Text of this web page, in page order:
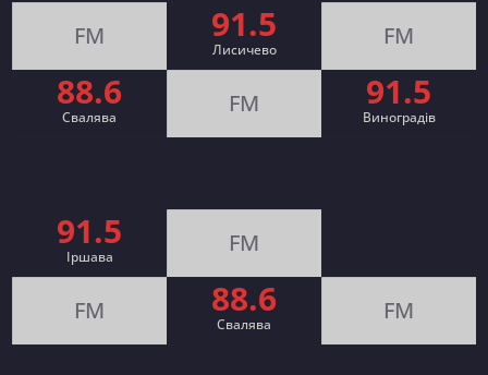
FM 91.5
Лисичево FM
88.6
Свалява FM 91.5
Виноградів
91.5
Іршава FM
FM 88.6
Cвалява FM